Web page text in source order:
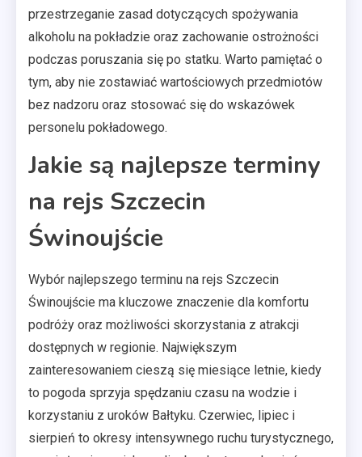
przestrzeganie zasad dotyczących spożywania
alkoholu na pokładzie oraz zachowanie ostrożności
podczas poruszania się po statku. Warto pamiętać o
tym, aby nie zostawiać wartościowych przedmiotów
bez nadzoru oraz stosować się do wskazówek
personelu pokładowego.
Jakie są najlepsze terminy
na rejs Szczecin
Świnoujście
Wybór najlepszego terminu na rejs Szczecin
Świnoujście ma kluczowe znaczenie dla komfortu
podróży oraz możliwości skorzystania z atrakcji
dostępnych w regionie. Największym
zainteresowaniem cieszą się miesiące letnie, kiedy
to pogoda sprzyja spędzaniu czasu na wodzie i
korzystaniu z uroków Bałtyku. Czerwiec, lipiec i
sierpień to okresy intensywnego ruchu turystycznego,